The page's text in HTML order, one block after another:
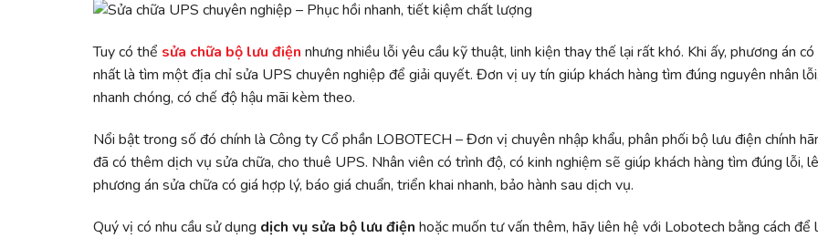
Tuy có thể sửa chữa bộ lưu điện nhưng nhiều lỗi yêu cầu kỹ thuật, linh kiện thay thế lại rất khó. Khi ấy, phương án có
nhất là tìm một địa chỉ sửa UPS chuyên nghiệp để giải quyết. Đơn vị uy tín giúp khách hàng tìm đúng nguyên nhân
nhanh chóng, có chế độ hậu mãi kèm theo.
Nổi bật trong số đó chính là Công ty Cổ phần LOBOTECH – Đơn vị chuyên nhập khẩu, phân phối bộ lưu điện chính
đã có thêm dịch vụ sửa chữa, cho thuê UPS. Nhân viên có trình độ, có kinh nghiệm sẽ giúp khách hàng tìm đúng lỗi,
phương án sửa chữa có giá hợp lý, báo giá chuẩn, triển khai nhanh, bảo hành sau dịch vụ.
Quý vị có nhu cầu sử dụng dịch vụ sửa bộ lưu điện hoặc muốn tư vấn thêm, hãy liên hệ với Lobotech bằng cách để